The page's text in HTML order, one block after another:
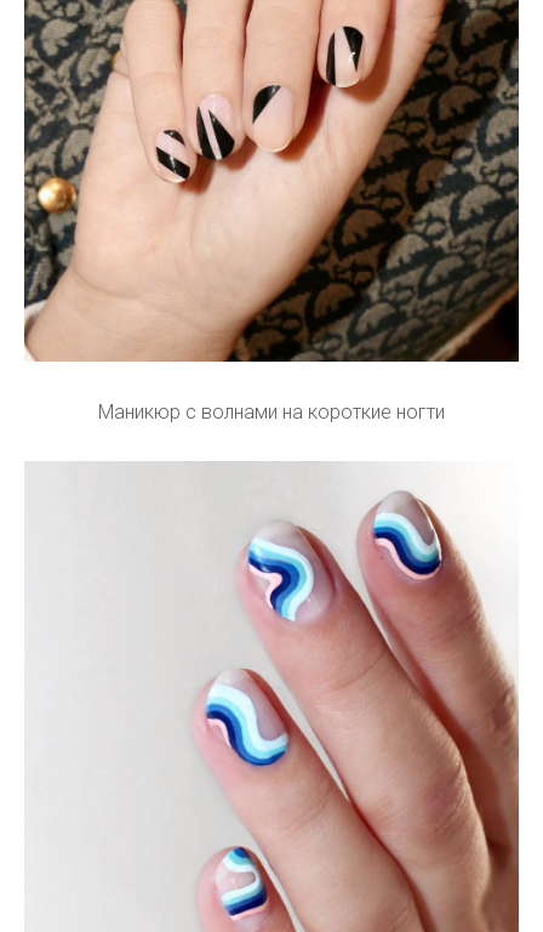
Маникюр с волнами на короткие ногти